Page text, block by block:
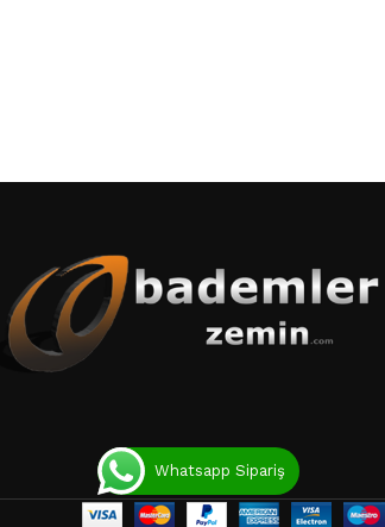
Whatsapp Sipariş